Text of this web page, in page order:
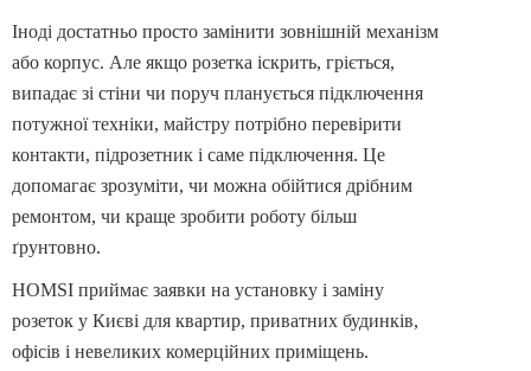
Іноді достатньо просто замінити зовнішній механізм
або корпус. Але якщо розетка іскрить, гріється,
випадає зі стіни чи поруч планується підключення
потужної техніки, майстру потрібно перевірити
контакти, підрозетник і саме підключення. Це
допомагає зрозуміти, чи можна обійтися дрібним
ремонтом, чи краще зробити роботу більш
ґрунтовно.
HOMSI приймає заявки на установку і заміну
розеток у Києві для квартир, приватних будинків,
офісів і невеликих комерційних приміщень.